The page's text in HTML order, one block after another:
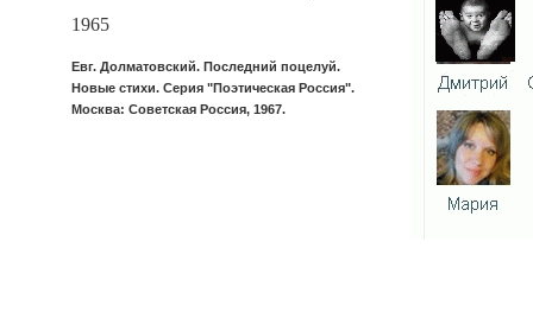
1965
Евг. Долматовский. Последний поцелуй.
Новые стихи. Серия "Поэтическая Россия".
Москва: Советская Россия, 1967.